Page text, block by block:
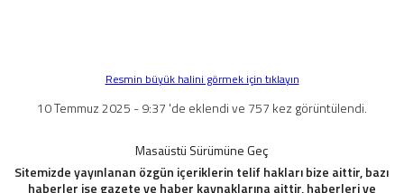
Resmin büyük halini görmek için tıklayın
10 Temmuz 2025 - 9:37 'de eklendi ve 757 kez görüntülendi.
Masaüstü Sürümüne Geç
Sitemizde yayınlanan özgün içeriklerin telif hakları bize aittir, bazı
haberler ise gazete ve haber kaynaklarına aittir, haberleri ve